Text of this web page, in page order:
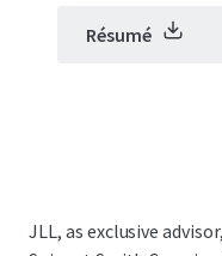
Résumé
JLL, as exclusive